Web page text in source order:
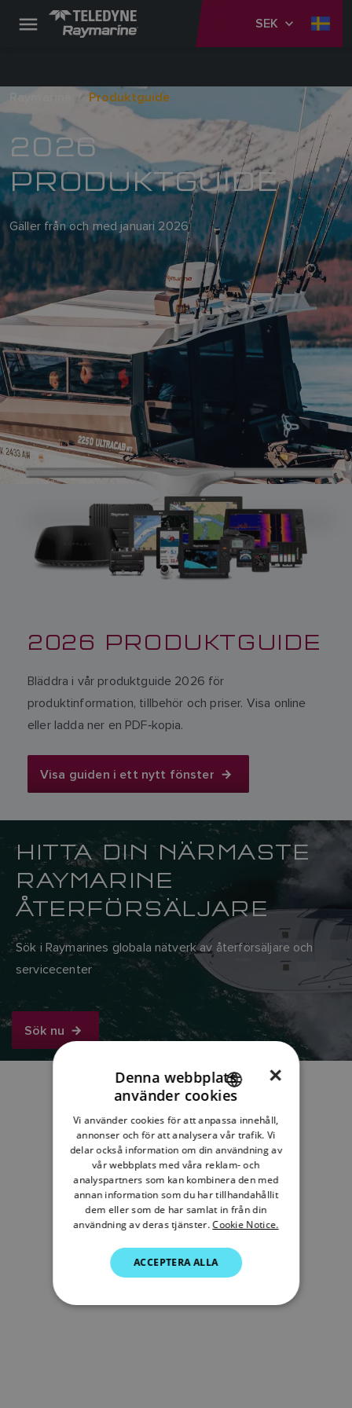
SEK
Produktguide
2026
PRODUKTGUIDE
Gäller från och med januari 2026
2026 PRODUKTGUIDE
Bläddra i vår produktguide 2026 för
produktinformation, tillbehör och priser. Visa online
eller ladda ner en PDF‑kopia.
Visa guiden i ett nytt fönster
HITTA DIN NÄRMASTE
RAYMARINE
ÅTERFÖRSÄLJARE
Sök i Raymarines globala nätverk av återförsäljare och
servicecenter
Sök nu
ENGLISH
FRENCH
DANISH
ITALIAN
SWEDISH
DUTCH
×
Denna webbplats
använder cookies
Vi använder cookies för att anpassa innehåll,
annonser och för att analysera vår trafik. Vi
delar också information om din användning av
vår webbplats med våra reklam- och
analyspartners som kan kombinera den med
annan information som du har tillhandahållit
dem eller som de har samlat in från din
användning av deras tjänster. Cookie Notice.
ACCEPTERA ALLA